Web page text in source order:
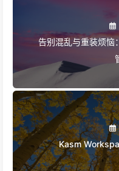
告别混乱与重装烦
Kasm